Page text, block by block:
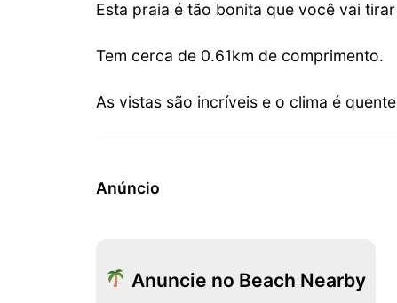
Esta praia é tão bonita que você vai
Tem cerca de 0.61km de comprimento.
As vistas são incríveis e o clima é
Anúncio
Anuncie no Beach Nearby